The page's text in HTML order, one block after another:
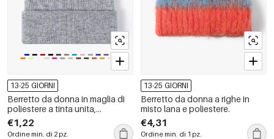
13-25 GIORNI
Berretto da donna in maglia di
poliestere a tinta unita,
semplice.
€1,22
Ordine min. di 2 pz.
13-25 GIORNI
Berretto da donna a righe in
misto lana e poliestere.
€4,31
Ordine min. di 1 pz.